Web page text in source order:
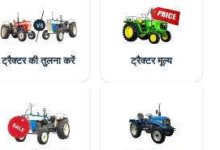
ट्रैक्टर की तुलना करें ट्रैक्टर मूल्य